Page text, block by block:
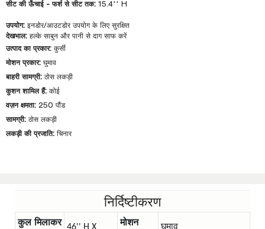
सीट की ऊँचाई - फर्श से सीट तक: 15.4'' H
उपयोग: इनडोर/आउटडोर उपयोग के लिए सुरक्षित
देखभाल: हल्के साबुन और पानी से दाग साफ करें
उत्पाद का प्रकार: कुर्सी
मोशन प्रकार: घुमाव
बाहरी सामग्री: ठोस लकड़ी
कुशन शामिल हैं: कोई
वज़न क्षमता: 250 पौंड
सामग्री: ठोस लकड़ी
लकड़ी की प्रजाति: चिनार
निर्दिष्टीकरण
कुल मिलाकर
मोशन